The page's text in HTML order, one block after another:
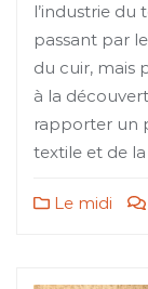
l’industrie du
passant par
du cuir, mais
à la
rapporter un
textile et de
Le midi